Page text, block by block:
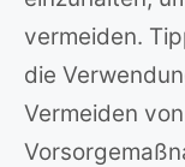
vermeiden.
die
Vermeiden